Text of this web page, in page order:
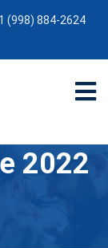
(998) 884-2624
2022